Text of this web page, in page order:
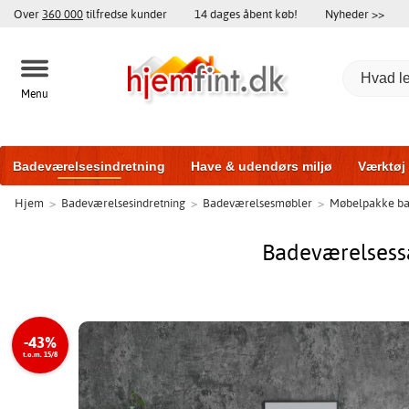
Over 360 000tilfredse kunder 14 dages åbent køb! Nyheder >>
Menu
Badeværelsesindretning Have & udendørs miljø Værktøj
Træningsudstyr Yderdøre Vinduer Garageporte
Hjem > Badeværelsesindretning > Badeværelsesmøbler > Møbelpakke
-43%
t.o.m. 15/8